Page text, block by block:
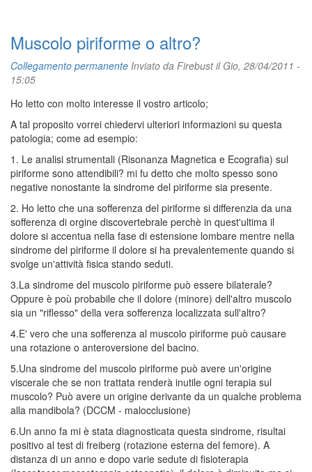
Muscolo piriforme o altro?
Collegamento permanente Inviato da Firebustil Gio, 28/04/2011 -
15:05
Ho letto con molto interesse il vostro articolo;
A tal proposito vorrei chiedervi ulteriori informazioni su questa
patologia; come ad esempio:
1. Le analisi strumentali (Risonanza Magnetica e Ecografia) sul
piriforme sono attendibili? mi fu detto che molto spesso sono
negative nonostante la sindrome del piriforme sia presente.
2. Ho letto che una sofferenza del piriforme si differenzia da una
sofferenza di orgine discovertebrale perchè in quest'ultima il
dolore si accentua nella fase di estensione lombare mentre nella
sindrome del piriforme il dolore si ha prevalentemente quando si
svolge un'attività fisica stando seduti.
3.La sindrome del muscolo piriforme può essere bilaterale?
Oppure è poù probabile che il dolore (minore) dell'altro muscolo
sia un "riflesso" della vera sofferenza localizzata sull'altro?
4.E' vero che una sofferenza al muscolo piriforme può causare
una rotazione o anteroversione del bacino.
5.Una sindrome del muscolo piriforme può avere un'origine
viscerale che se non trattata renderà inutile ogni terapia sul
muscolo? Può avere un origine derivante da un qualche problema
alla mandibola? (DCCM - malocclusione)
6.Un anno fa mi è stata diagnosticata questa sindrome, risultai
positivo al test di freiberg (rotazione esterna del femore). A
distanza di un anno e dopo varie sedute di fisioterapia